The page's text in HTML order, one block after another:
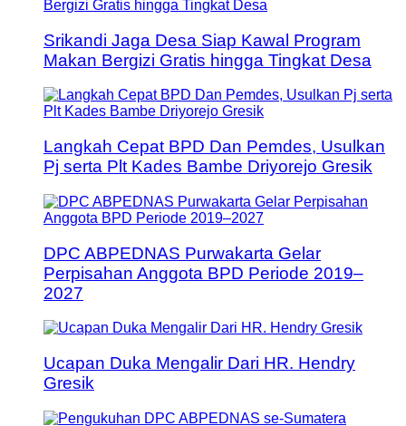
Srikandi Jaga Desa Siap Kawal Program
Makan Bergizi Gratis hingga Tingkat Desa
Langkah Cepat BPD Dan Pemdes, Usulkan
Pj serta Plt Kades Bambe Driyorejo Gresik
DPC ABPEDNAS Purwakarta Gelar
Perpisahan Anggota BPD Periode 2019–
2027
Ucapan Duka Mengalir Dari HR. Hendry
Gresik